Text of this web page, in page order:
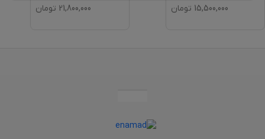
15,500,000 تومان 21,800,000 تومان